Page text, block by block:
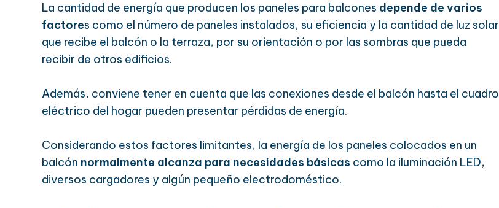
La cantidad de energía que producen los paneles para balcones depende de varios
factores como el número de paneles instalados, su eficiencia y la cantidad de luz solar
que recibe el balcón o la terraza, por su orientación o por las sombras que pueda
recibir de otros edificios.
Además, conviene tener en cuenta que las conexiones desde el balcón hasta el cuadro
eléctrico del hogar pueden presentar pérdidas de energía.
Considerando estos factores limitantes, la energía de los paneles colocados en un
balcón normalmente alcanza para necesidades básicas como la iluminación LED,
diversos cargadores y algún pequeño electrodoméstico.